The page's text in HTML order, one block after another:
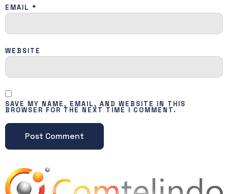
EMAIL *
WEBSITE
SAVE MY NAME, EMAIL, AND WEBSITE IN THIS
BROWSER FOR THE NEXT TIME I COMMENT.